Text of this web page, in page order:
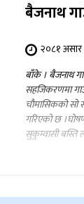
बैजनाथ
२०८१
बाँके । बैजनाथ
सहजिकरणमा
चौमासिकको सो
गरिएको छ
सुकुम्वासी बस्ति